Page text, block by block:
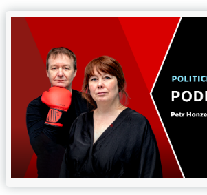
ETF
Do Evropy přišlo ETF,
procent ročně, většinu peněz má
státních dluhopisech
5 minut čtení